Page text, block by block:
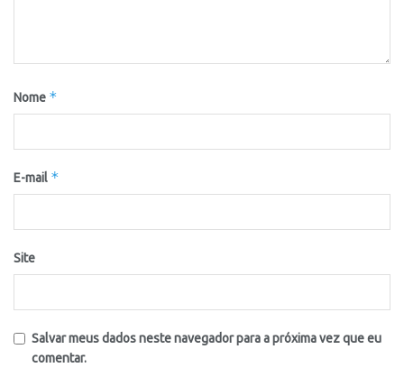
Nome *
E-mail *
Site
Salvar meus dados neste navegador para a próxima vez que eu
comentar.